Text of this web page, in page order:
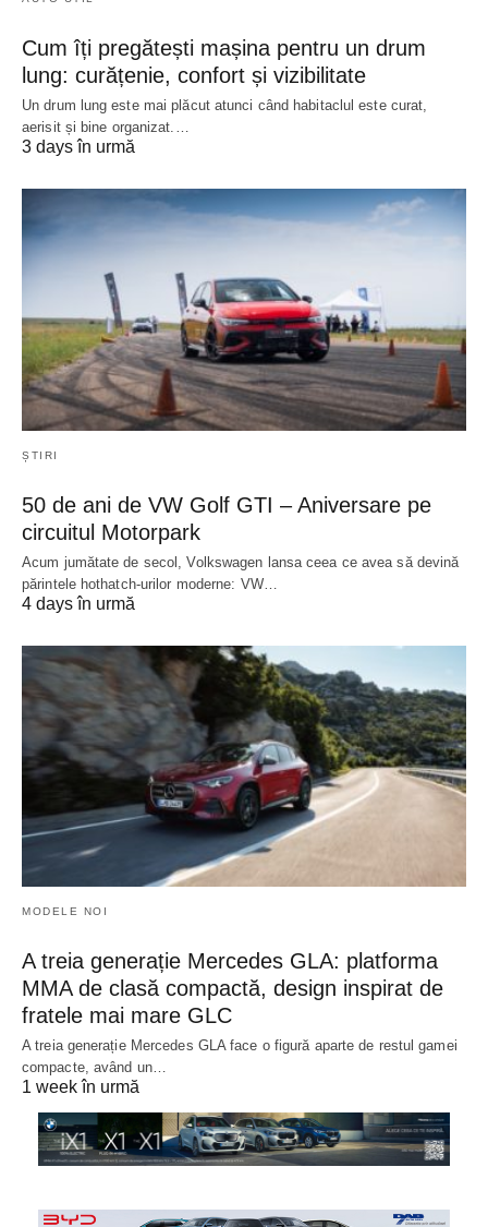
Cum îți pregătești mașina pentru un drum
lung: curățenie, confort și vizibilitate
Un drum lung este mai plăcut atunci când habitaclul este curat,
aerisit și bine organizat.…
3 days în urmă
ȘTIRI
50 de ani de VW Golf GTI – Aniversare pe
circuitul Motorpark
Acum jumătate de secol, Volkswagen lansa ceea ce avea să devină
părintele hothatch-urilor moderne: VW…
4 days în urmă
MODELE NOI
A treia generație Mercedes GLA: platforma
MMA de clasă compactă, design inspirat de
fratele mai mare GLC
A treia generație Mercedes GLA face o figură aparte de restul gamei
compacte, având un…
1 week în urmă